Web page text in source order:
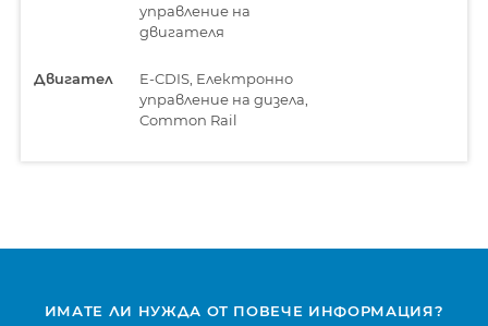
управление на
двигателя
Двигател
E-CDIS, Електронно
управление на дизела,
Common Rail
ИМАТЕ ЛИ НУЖДА ОТ ПОВЕЧЕ ИНФОРМАЦИЯ?